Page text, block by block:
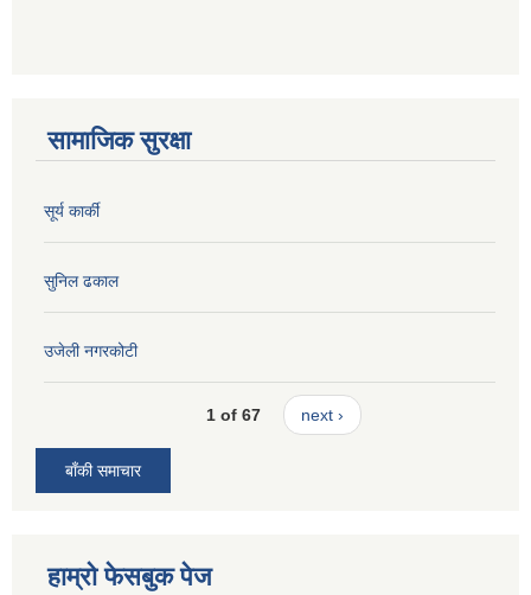
सामाजिक सुरक्षा
सूर्य कार्की
सुनिल ढकाल
उजेली नगरकोटी
1 of 67 next ›
बाँकी समाचार
हाम्रो फेसबुक पेज